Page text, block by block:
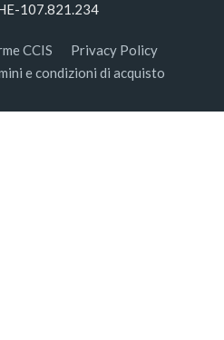
107.821.234
CCIS
Privacy Policy
e condizioni di acquisto